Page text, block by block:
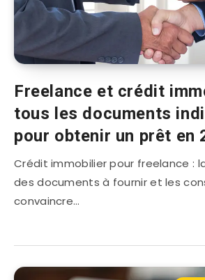
Freelance et crédit
tous les documents
pour obtenir un prêt en
Crédit immobilier pour freelance :
des documents à fournir et les
convaincre…